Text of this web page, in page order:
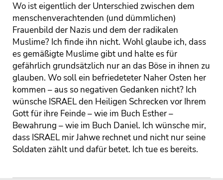
Wo ist eigentlich der Unterschied zwischen dem
menschenverachtenden (und dümmlichen)
Frauenbild der Nazis und dem der radikalen
Muslime? Ich finde ihn nicht. Wohl glaube ich, dass
es gemäßigte Muslime gibt und halte es für
gefährlich grundsätzlich nur an das Böse in ihnen zu
glauben. Wo soll ein befriedeteter Naher Osten her
kommen – aus so negativen Gedanken nicht? Ich
wünsche ISRAEL den Heiligen Schrecken vor Ihrem
Gott für ihre Feinde – wie im Buch Esther –
Bewahrung – wie im Buch Daniel. Ich wünsche mir,
dass ISRAEL mir Jahwe rechnet und nicht nur seine
Soldaten zählt und dafür betet. Ich tue es bereits.